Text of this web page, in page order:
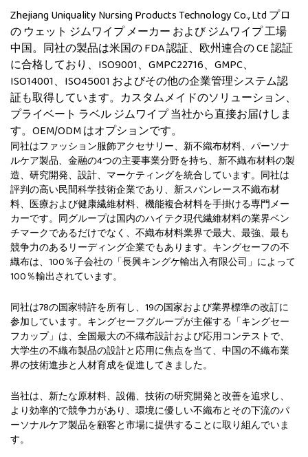
Zhejiang Uniquality Nursing Products Technology Co., Ltd プロ
の ウェット ジムワイプ メーカー およびジムワイプ 工場
中国。同社の製品は米国の FDA 認証、欧州連合の CE 認証
に合格しており、ISO9001、GMPC22716、GMPC、
ISO14001、ISO45001 およびその他の企業管理システム認
証も取得しています。カスタムメイドのソリューション、
プライベート ラベル ジムワイプ 当社から直接お届けしま
す。OEM/ODM はオプションです。
同社はファッション服飾アクセサリー、新不織布材料、パーソナ
ルケア製品、金融の4つの主要事業分野を持ち、新不織布材料の製
造、研究開発、設計、マーケティングを統合しています。同社は
評判の高い民間科学技術企業であり、新スパンレース不織布材
料、医療および健康繊維材料、機能複合材料を手掛ける専門メー
カーです。同グループは国内のハイテク現代繊維材料の業界ベン
チマークであるだけでなく、不織布材料業界で最大、最強、最も
競争力のあるリーディング企業でもあります。キングセーフの不
織布は、100％子会社の「長興キングケ輸出入有限公司」によって
100％輸出されています。
同社は78の国家特許を所有し、19の国家および業界標準の改訂に
参加しています。キングセーフグループが主催する「キングセー
フカップ」は、全国最大の不織布設計および応用コンテストで、
大学生の不織布製品の設計と応用に焦点を当て、中国の不織布業
界の技術進歩と人材育成を促進してきました。
当社は、新たな原材料、設備、技術の研究開発と改善を追求し、
より効率的で競争力があり、環境に優しい不織布とその下流のパ
ーソナルケア製品を顧客と市場に提供することに取り組んでいま
す。